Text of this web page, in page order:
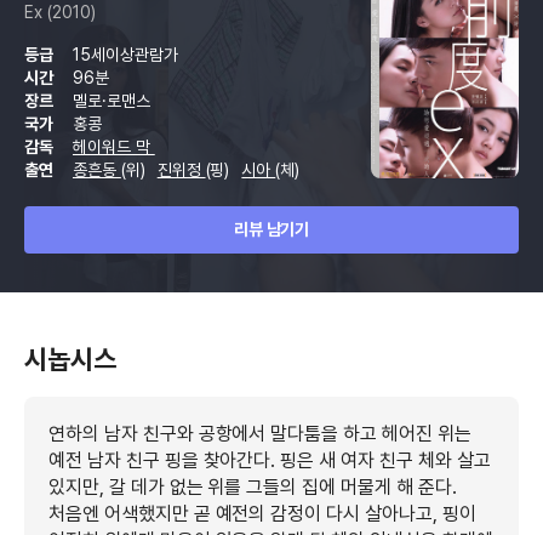
Ex (2010)
등급
15세이상관람가
시간
96분
장르
멜로·로맨스
국가
홍콩
감독
헤이워드 막
출연
종흔동 (위) 진위정 (핑) 시아(체)
리뷰 남기기
시놉시스
연하의 남자 친구와 공항에서 말다툼을 하고 헤어진 위는
예전 남자 친구 핑을 찾아간다. 핑은 새 여자 친구 체와 살고
있지만, 갈 데가 없는 위를 그들의 집에 머물게 해 준다.
처음엔 어색했지만 곧 예전의 감정이 다시 살아나고, 핑이